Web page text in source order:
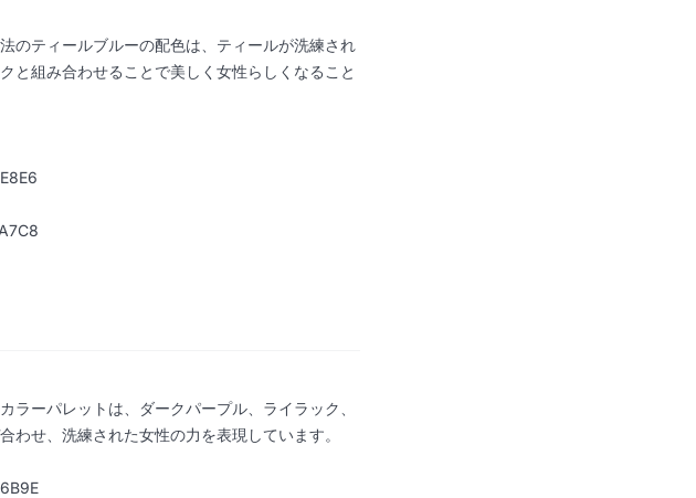
のティールブルーの配色は、ティールが洗練され
と組み合わせることで美しく女性らしくなること
ラーパレットは、ダークパープル、ライラック、
わせ、洗練された女性の力を表現しています。